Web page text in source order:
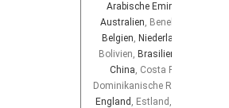
Arabische Emirate
Australien, Benelux
Belgien, Niederlande
Bolivien, Brasilien
China, Costa Rica,
Dominikanische Republik, El
England , Estland, Ecuador,